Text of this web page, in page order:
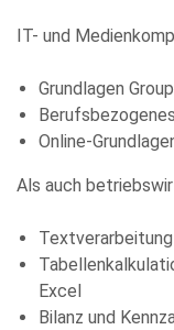
IT- und
Grundlagen
Online-
Als auch
Textverarbeitung
Excel
Bilanz und